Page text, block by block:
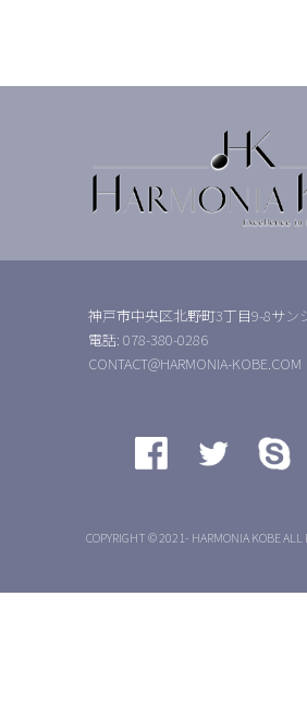
神戸市中央区北野町3丁目9-8サン
電話: 078-380-0286
CONTACT@HARMONIA-KOBE.COM
COPYRIGHT © 2021- HARMONIA KOBE ALL